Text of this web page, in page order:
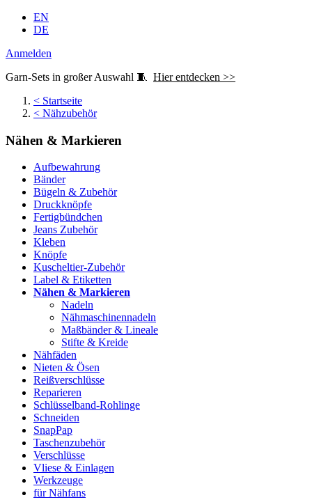
EN
DE
Anmelden
Garn-Sets in großer Auswahl 🧵 Hier entdecken >>
< Startseite
< Nähzubehör
Nähen & Markieren
Aufbewahrung
Bänder
Bügeln & Zubehör
Druckknöpfe
Fertigbündchen
Jeans Zubehör
Kleben
Knöpfe
Kuscheltier-Zubehör
Label & Etiketten
Nähen & Markieren
Nadeln
Nähmaschinennadeln
Maßbänder & Lineale
Stifte & Kreide
Nähfäden
Nieten & Ösen
Reißverschlüsse
Reparieren
Schlüsselband-Rohlinge
Schneiden
SnapPap
Taschenzubehör
Verschlüsse
Vliese & Einlagen
Werkzeuge
für Nähfans